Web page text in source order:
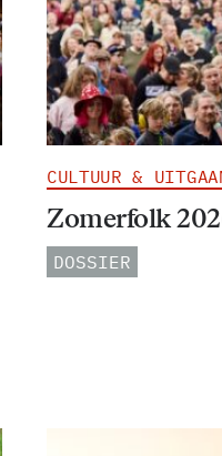
CULTUUR &
Zomerfolk
DOSSIER